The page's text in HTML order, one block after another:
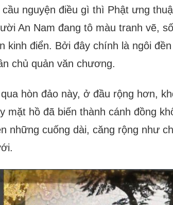
cầu nguyện điều gì thì Phật ưng
An Nam đang tô màu tranh vẽ,
kinh điển. Bởi đây chính là ngôi
chủ quản văn chương.
hòn đảo này, ở đầu rộng hơn,
mặt hồ đã biến thành cánh đồng
những cuống dài, căng rộng như